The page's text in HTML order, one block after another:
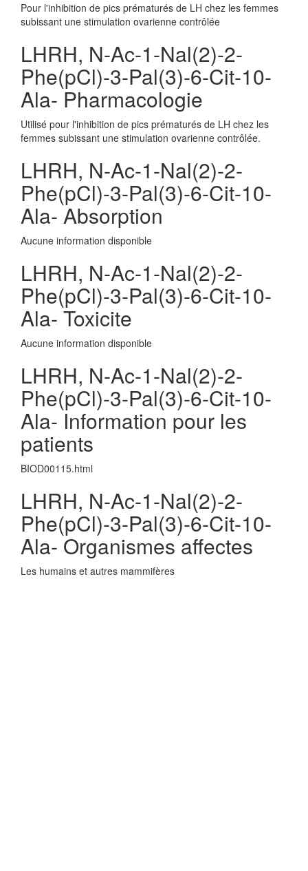
Pour l'inhibition de pics prématurés de LH chez les femmes
subissant une stimulation ovarienne contrôlée
LHRH, N-Ac-1-Nal(2)-2-
Phe(pCl)-3-Pal(3)-6-Cit-10-
Ala- Pharmacologie
Utilisé pour l'inhibition de pics prématurés de LH chez les
femmes subissant une stimulation ovarienne contrôlée.
LHRH, N-Ac-1-Nal(2)-2-
Phe(pCl)-3-Pal(3)-6-Cit-10-
Ala- Absorption
Aucune information disponible
LHRH, N-Ac-1-Nal(2)-2-
Phe(pCl)-3-Pal(3)-6-Cit-10-
Ala- Toxicite
Aucune information disponible
LHRH, N-Ac-1-Nal(2)-2-
Phe(pCl)-3-Pal(3)-6-Cit-10-
Ala- Information pour les
patients
BIOD00115.html
LHRH, N-Ac-1-Nal(2)-2-
Phe(pCl)-3-Pal(3)-6-Cit-10-
Ala- Organismes affectes
Les humains et autres mammifères